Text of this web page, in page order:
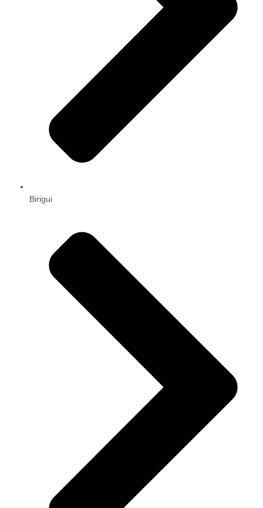
Birigui